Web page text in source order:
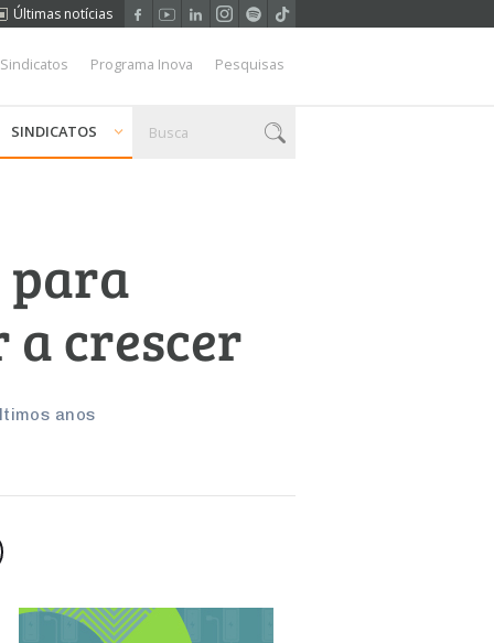
Últimas notícias
Programa Inova Pesquisas
SINDICATOS
para
crescer
anos